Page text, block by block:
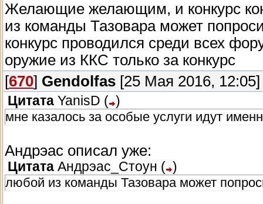
Желающие желающим, и конкурс
из команды Тазовара может
конкурс проводился среди всех
оружие из ККС только за конкурс
[670] Gendolfas [25 Мая 2016, 12:05]
Цитата YanisD ( )
мне казалось за особые услуги идут
Андрэас описал уже:
Цитата Андрэас_Стоун ( )
любой из команды Тазовара может